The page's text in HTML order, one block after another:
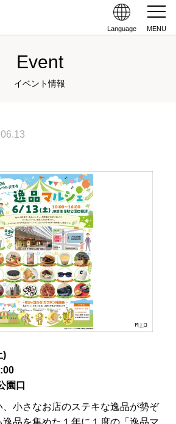
Language MENU
Event
イベント情報
)
園口
、小さなお店のステキな逸品が勢ぞ